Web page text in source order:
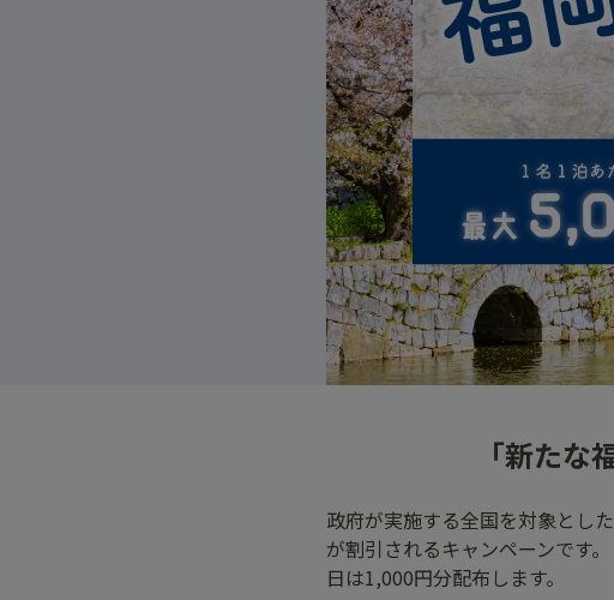
「新た
政府が実施する全国を対象とし
が割引されるキャンペーンです
日は1,000円分配布します。